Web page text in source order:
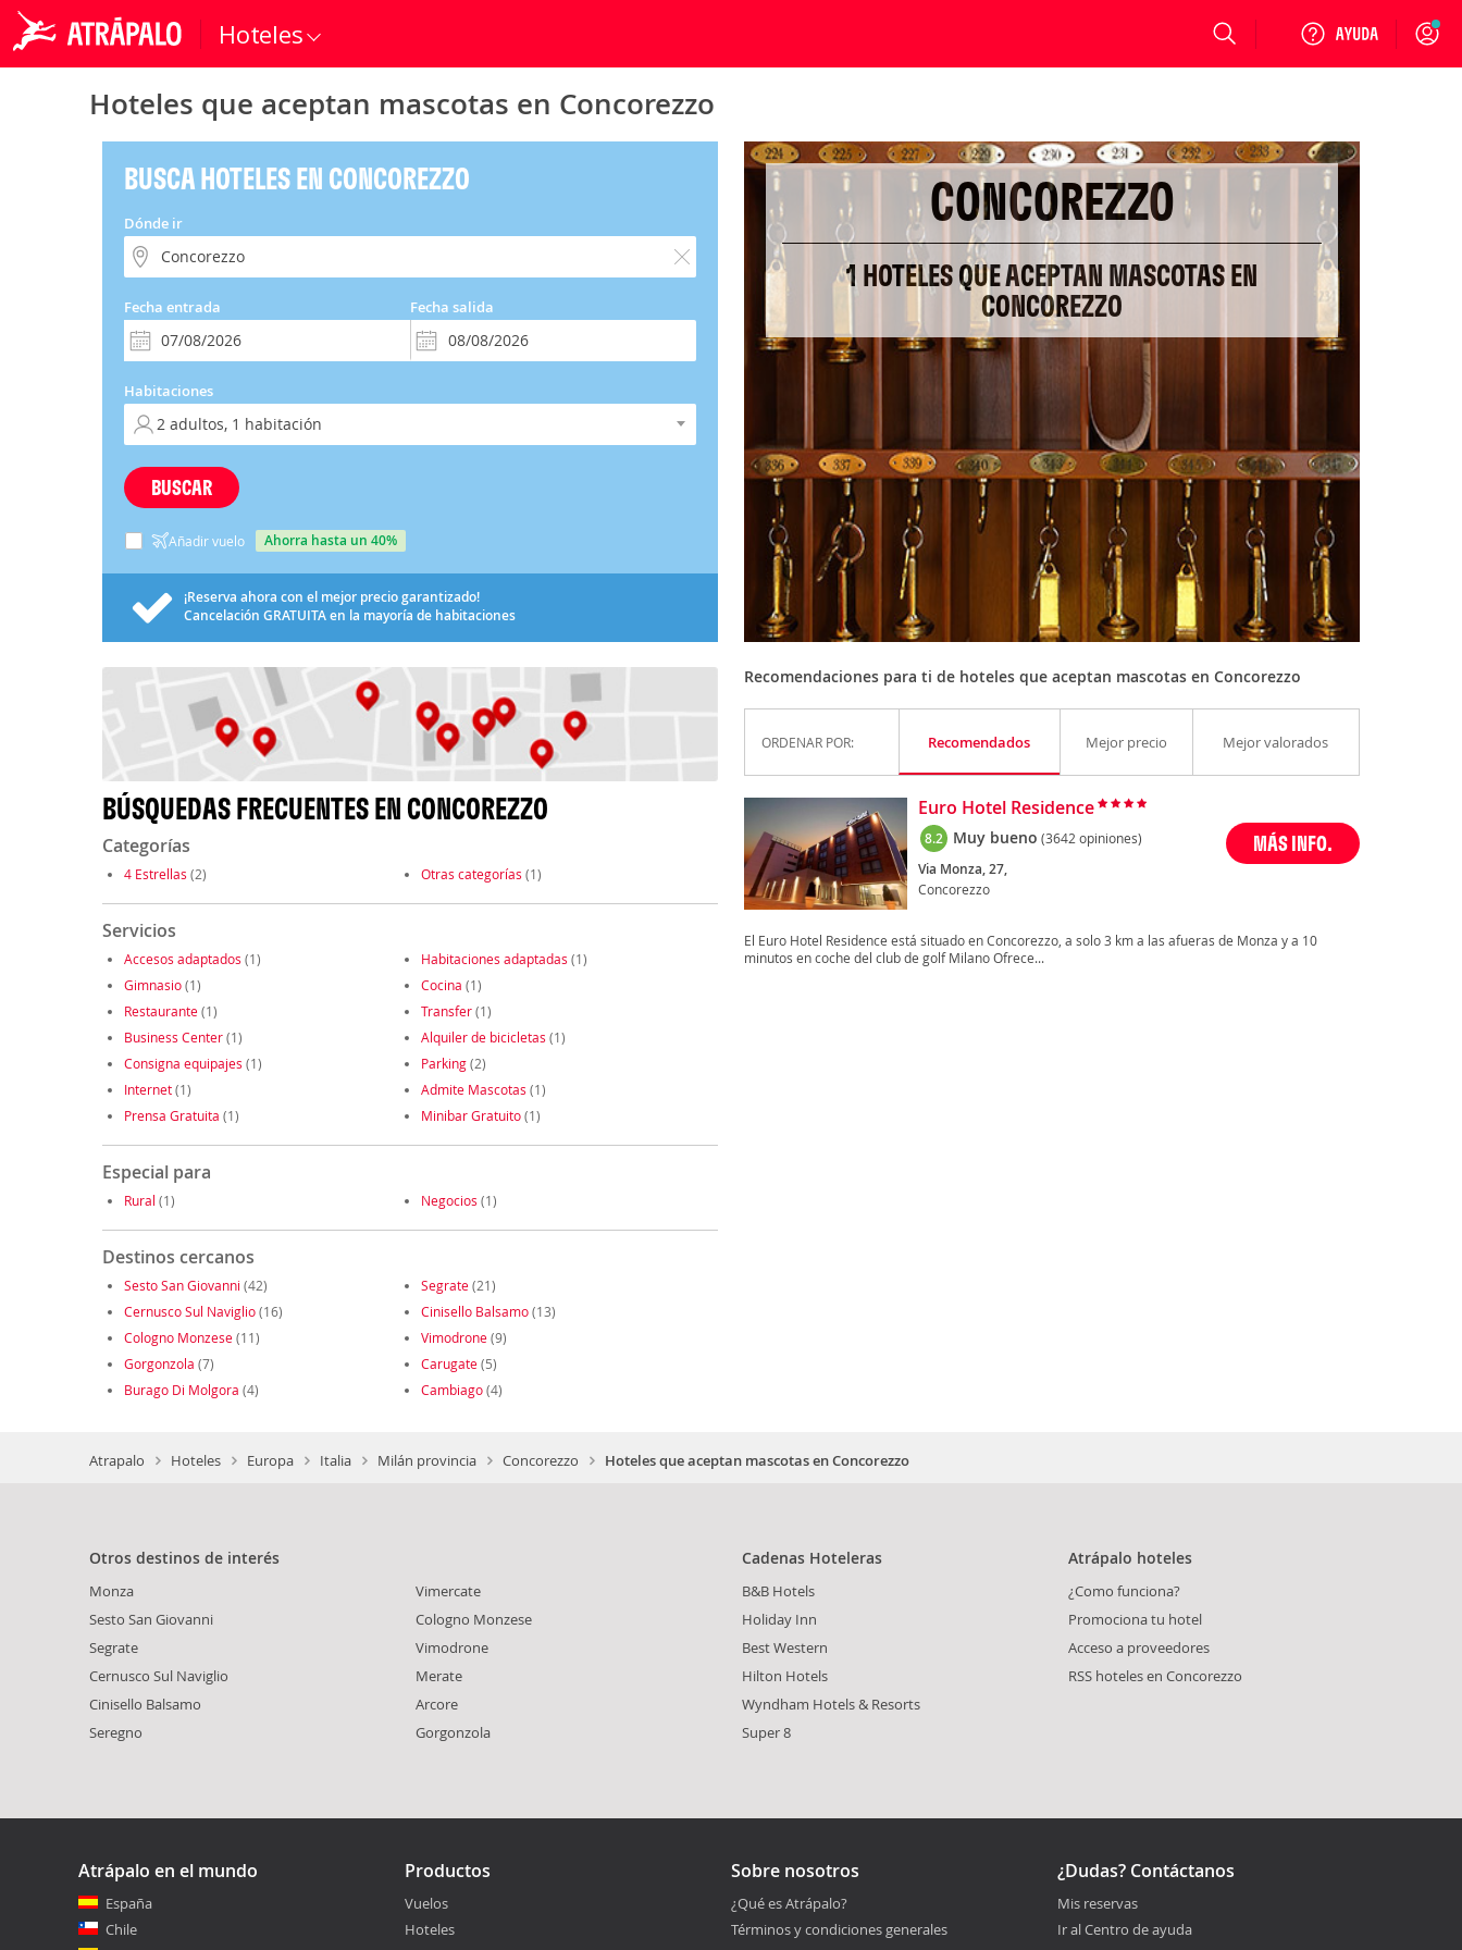
Hoteles Login
Hoteles que aceptan mascotas en Concorezzo
BUSCA HOTELES EN CONCOREZZO
Dónde ir
Fecha entrada Fecha salida
Habitaciones
BUSCAR
Añadir vuelo ahorra hasta un 40%
¡Reserva ahora con el mejor precio garantizado!
Cancelación GRATUITAen la mayoría de habitaciones
BÚSQUEDAS FRECUENTES EN CONCOREZZO
Categorías
4 Estrellas (2) Otras categorías (1)
Servicios
Accesos adaptados (1) Habitaciones adaptadas (1)
Gimnasio(1) Cocina (1)
Restaurante(1) Transfer(1)
Business Center(1) Alquiler de bicicletas (1)
Consigna equipajes (1) Parking(2)
Internet(1) Admite Mascotas (1)
Prensa Gratuita (1) Minibar Gratuito(1)
Especial para
Rural (1) Negocios (1)
Destinos cercanos
Sesto San Giovanni (42) Segrate(21)
Cernusco Sul Naviglio(16) Cinisello Balsamo(13)
Cologno Monzese(11) Vimodrone(9)
Gorgonzola (7) Carugate(5)
Burago Di Molgora (4) Cambiago(4)
CONCOREZZO
1 HOTELES QUE ACEPTAN MASCOTAS EN
CONCOREZZO
Recomendaciones para ti de hoteles que aceptan mascotas en Concorezzo
ORDENAR POR: Recomendados Mejor precio Mejor valorados
Euro Hotel Residence
8.2 Muy bueno (3642 opiniones)
Via Monza, 27,
Concorezzo
MÁS INFO.
El Euro Hotel Residence está situado en Concorezzo, a solo 3 km a las afueras de Monza y a 10
minutos en coche del club de golf Milano Ofrece...
Atrapalo Hoteles Europa Italia Milán provincia Concorezzo Hoteles que aceptan mascotas en Concorezzo
Otros destinos de interés
Monza
Sesto San Giovanni
Segrate
Cernusco Sul Naviglio
Cinisello Balsamo
Seregno
Vimercate
Cologno Monzese
Vimodrone
Merate
Arcore
Gorgonzola
Cadenas Hoteleras
B&B Hotels
Holiday Inn
Best Western
Hilton Hotels
Wyndham Hotels & Resorts
Super 8
Atrápalo hoteles
¿Como funciona?
Promociona tu hotel
Acceso a proveedores
RSS hoteles en Concorezzo
Atrápalo en el mundo
España
Chile
Productos
Vuelos
Hoteles
Sobre nosotros
¿Qué es Atrápalo?
Términos y condiciones generales
¿Dudas? Contáctanos
Mis reservas
Ir al Centro de ayuda